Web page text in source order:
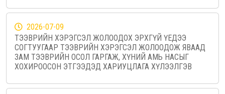
2026-07-09
ТЭЭВРИЙН ХЭРЭГСЭЛ ЖОЛООДОХ ЭРХГҮЙ ҮЕДЭЭ
СОГТУУГААР ТЭЭВРИЙН ХЭРЭГСЭЛ ЖОЛООДОЖ ЯВААД
ЗАМ ТЭЭВРИЙН ОСОЛ ГАРГАЖ, ХҮНИЙ АМЬ НАСЫГ
ХОХИРООСОН ЭТГЭЭДЭД ХАРИУЦЛАГА ХҮЛЭЭЛГЭВ